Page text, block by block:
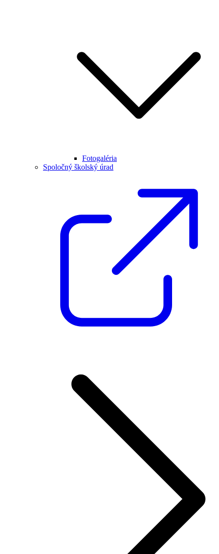
Fotogaléria
Spoločný školský úrad